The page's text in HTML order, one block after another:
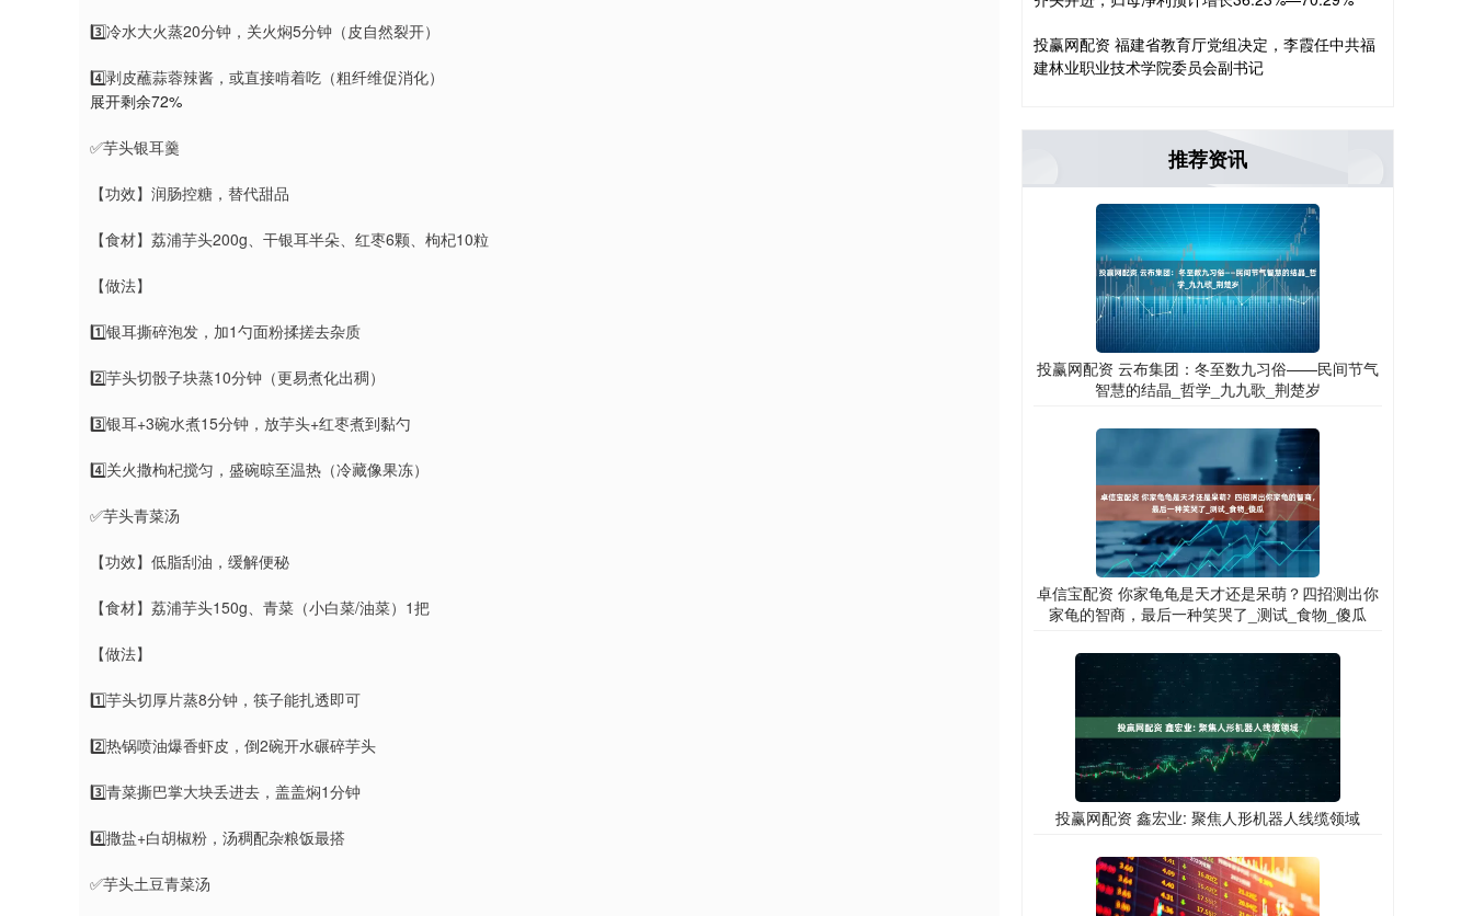
3️⃣冷水大火蒸20分钟，关火焖5分钟（皮自然裂开）
4️⃣剥皮蘸蒜蓉辣酱，或直接啃着吃（粗纤维促消化）
展开剩余72%
✅芋头银耳羹
【功效】润肠控糖，替代甜品
【食材】荔浦芋头200g、干银耳半朵、红枣6颗、枸杞10粒
【做法】
1️⃣银耳撕碎泡发，加1勺面粉揉搓去杂质
2️⃣芋头切骰子块蒸10分钟（更易煮化出稠）
3️⃣银耳+3碗水煮15分钟，放芋头+红枣煮到黏勺
4️⃣关火撒枸杞搅匀，盛碗晾至温热（冷藏像果冻）
✅芋头青菜汤
【功效】低脂刮油，缓解便秘
【食材】荔浦芋头150g、青菜（小白菜/油菜）1把
【做法】
1️⃣芋头切厚片蒸8分钟，筷子能扎透即可
2️⃣热锅喷油爆香虾皮，倒2碗开水碾碎芋头
3️⃣青菜撕巴掌大块丢进去，盖盖焖1分钟
4️⃣撒盐+白胡椒粉，汤稠配杂粮饭最搭
✅芋头土豆青菜汤
投赢网配资 福建省教育厅党组决定，李霞任中共福
建林业职业技术学院委员会副书记
推荐资讯
投赢网配资 云布集团：冬至数九习俗——民间节气
智慧的结晶_哲学_九九歌_荆楚岁
卓信宝配资 你家龟龟是天才还是呆萌？四招测出你
家龟的智商，最后一种笑哭了_测试_食物_傻瓜
投赢网配资 鑫宏业: 聚焦人形机器人线缆领域